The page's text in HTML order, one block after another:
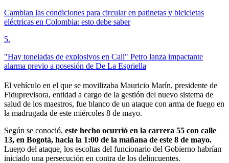
Cambian las condiciones para circular en patinetas y bicicletas
eléctricas en Colombia: esto debe saber
5.
"Hay toneladas de explosivos en Cali" Petro lanza impactante
alarma previo a posesión de De La Espriella
El vehículo en el que se movilizaba Mauricio Marín, presidente de
Fiduprevisora, entidad a cargo de la gestión del nuevo sistema de
salud de los maestros, fue blanco de un ataque con arma de fuego en
la madrugada de este miércoles 8 de mayo.
Según se conoció, este hecho ocurrió en la carrera 55 con calle
13, en Bogotá, hacia la 1:00 de la mañana de este 8 de mayo.
Luego del ataque, los escoltas del funcionario del Gobierno habrían
iniciado una persecución en contra de los delincuentes.